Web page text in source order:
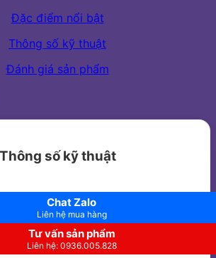
Đặc điểm nổi bật
Thông số kỹ thuật
Đánh giá sản phẩm
Thông số kỹ thuật
Chat Zalo
Liên hệ mua hàng
Tư vấn sản phẩm
Liên hệ: 0936.005.828